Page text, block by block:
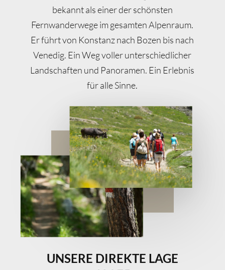
bekannt als einer der schönsten
Fernwanderwege im gesamten Alpenraum.
Er führt von Konstanz nach Bozen bis nach
Venedig. Ein Weg voller unterschiedlicher
Landschaften und Panoramen. Ein Erlebnis
für alle Sinne.
UNSERE DIREKTE LAGE